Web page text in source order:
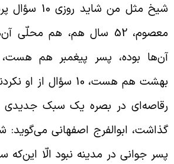
شیخ مثل من شاید
معصوم، 52 سال هم، هم محلّی
بوده، پسر پیغمبر هم هست،
بهشت هم هست، 10 سؤال از
در بصره یک سبک جدیدی
ابوالفرج اصفهانی می‌گوید:
جوانی در مدینه نبود الّا این‌که